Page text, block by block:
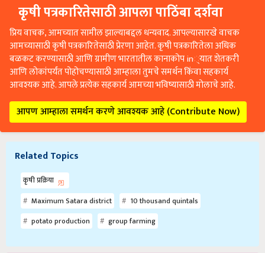
कृषी पत्रकारितेसाठी आपला पाठिंबा दर्शवा
प्रिय वाचक, आमच्यात सामील झाल्याबद्दल धन्यवाद. आपल्यासारखे वाचक
आमच्यासाठी कृषी पत्रकारितेसाठी प्रेरणा आहेत. कृषी पत्रकारितेला अधिक
बळकट करण्यासाठी आणि ग्रामीण भारतातील कानाकोप in्यात शेतकरी
आणि लोकांपर्यंत पोहोचण्यासाठी आम्हाला तुमचे समर्थन किंवा सहकार्य
आवश्यक आहे. आपले प्रत्येक सहकार्य आमच्या भविष्यासाठी मोलाचे आहे.
आपण आम्हाला समर्थन करणे आवश्यक आहे (Contribute Now)
Related Topics
कृषी प्रक्रिया
Maximum Satara district
10 thousand quintals
potato production
group farming